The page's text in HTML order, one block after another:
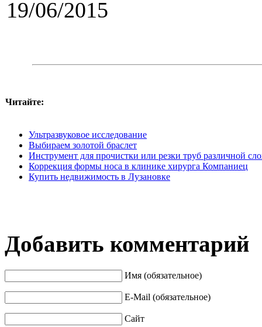
19/06/2015
Читайте:
Ультразвуковое исследование
Выбираем золотой браслет
Инструмент для прочистки или резки труб различной
Коррекция формы носа в клинике хирурга Компаниец
Купить недвижимость в Лузановке
Добавить комментарий
Имя (обязательное)
E-Mail (обязательное)
Сайт